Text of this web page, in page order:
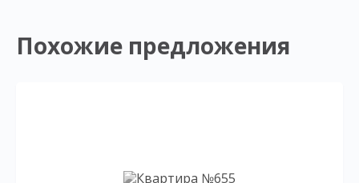
Похожие предложения